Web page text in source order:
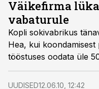
Väikefirma
vabaturule
Kopli sokivabrikus
Hea, kui koondamisest
tööstuses oodata üle
tõusu, sest ootamatult
avanemine ei puuduta
UUDISED12.06.10, 12:42